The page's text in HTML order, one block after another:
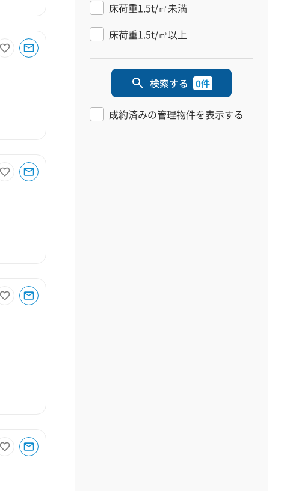
床荷重1.5t/㎡未満
床荷重1.5t/㎡以上
検索する 0件
成約済みの管理物件を表示する